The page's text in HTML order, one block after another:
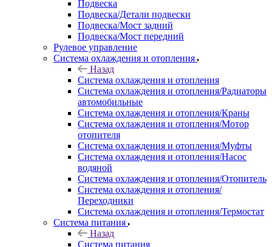
Подвеска
Подвеска/Детали подвески
Подвеска/Мост задний
Подвеска/Мост передний
Рулевое управление
Система охлаждения и отопления
Назад
Система охлаждения и отопления
Система охлаждения и отопления/Радиаторы
автомобильные
Система охлаждения и отопления/Краны
Система охлаждения и отопления/Мотор
отопителя
Система охлаждения и отопления/Муфты
Система охлаждения и отопления/Насос
водяной
Система охлаждения и отопления/Отопитель
Система охлаждения и отопления/
Переходники
Система охлаждения и отопления/Термостат
Система питания
Назад
Система питания